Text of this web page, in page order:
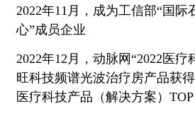
2022年11月，成为工信部“国际
心”成员企业
2022年12月，动脉网“2022医
旺科技频谱光波治疗房产品获
医疗科技产品（解决方案）